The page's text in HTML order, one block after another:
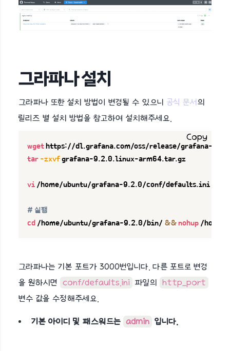
그라파나 설치
그라파나 또한 설치 방법이 변경될 수 있으니 공식 문서 의
릴리즈 별 설치 방법을 참고하여 설치해주세요.
wget
tar -zxvf grafana-9.2.0.linux-arm64.tar.gz
vi /home/ubuntu/grafana-9.2.0/conf/defaults.ini
# 실행
cd /home/ubuntu/grafana-9.2.0/bin/ && nohup /home/
Copy
그라파나는 기본 포트가 3000번입니다. 다른 포트로 변경
을 원하시면 conf/defaults.ini 파일의
http_port
변수 값을 수정해주세요.
기본 아이디 및 패스워드는 admin 입니다.